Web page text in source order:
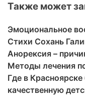
Также может
Эмоциональное
Стихи Сохань
Анорексия –
Методы лечения
Где в
качественную